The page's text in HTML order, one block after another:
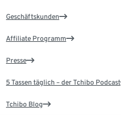
Geschäftskunden
Affiliate Programm
Presse
5 Tassen täglich – der Tchibo Podcast
Tchibo Blog